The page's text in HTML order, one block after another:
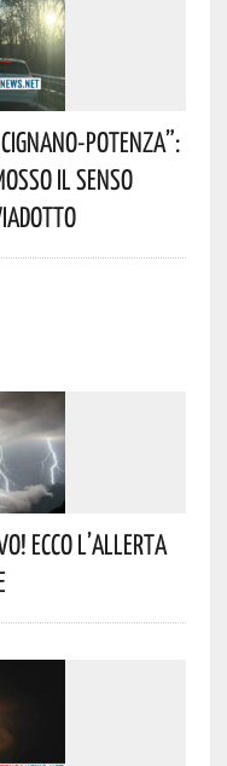
Potenza”:
Il Senso
Ecco L’allerta